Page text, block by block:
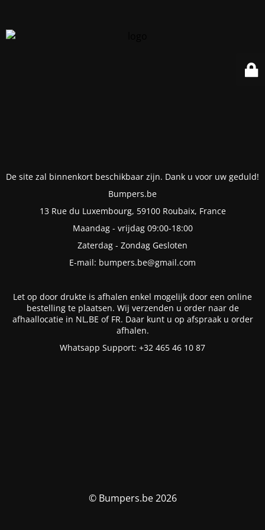
De site zal binnenkort beschikbaar zijn. Dank u voor uw geduld!
Bumpers.be
13 Rue du Luxembourg, 59100 Roubaix, France
Maandag - vrijdag 09:00-18:00
Zaterdag - Zondag Gesloten
E-mail: bumpers.be@gmail.com
Let op door drukte is afhalen enkel mogelijk door een online
bestelling te plaatsen. Wij verzenden u order naar de
afhaallocatie in NL,BE of FR. Daar kunt u op afspraak u order
afhalen.
Whatsapp Support: +32 465 46 10 87
© Bumpers.be 2026